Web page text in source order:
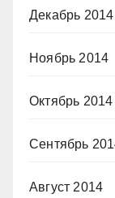
Декабрь 2014
Ноябрь 2014
Октябрь 2014
Сентябрь
Август 2014